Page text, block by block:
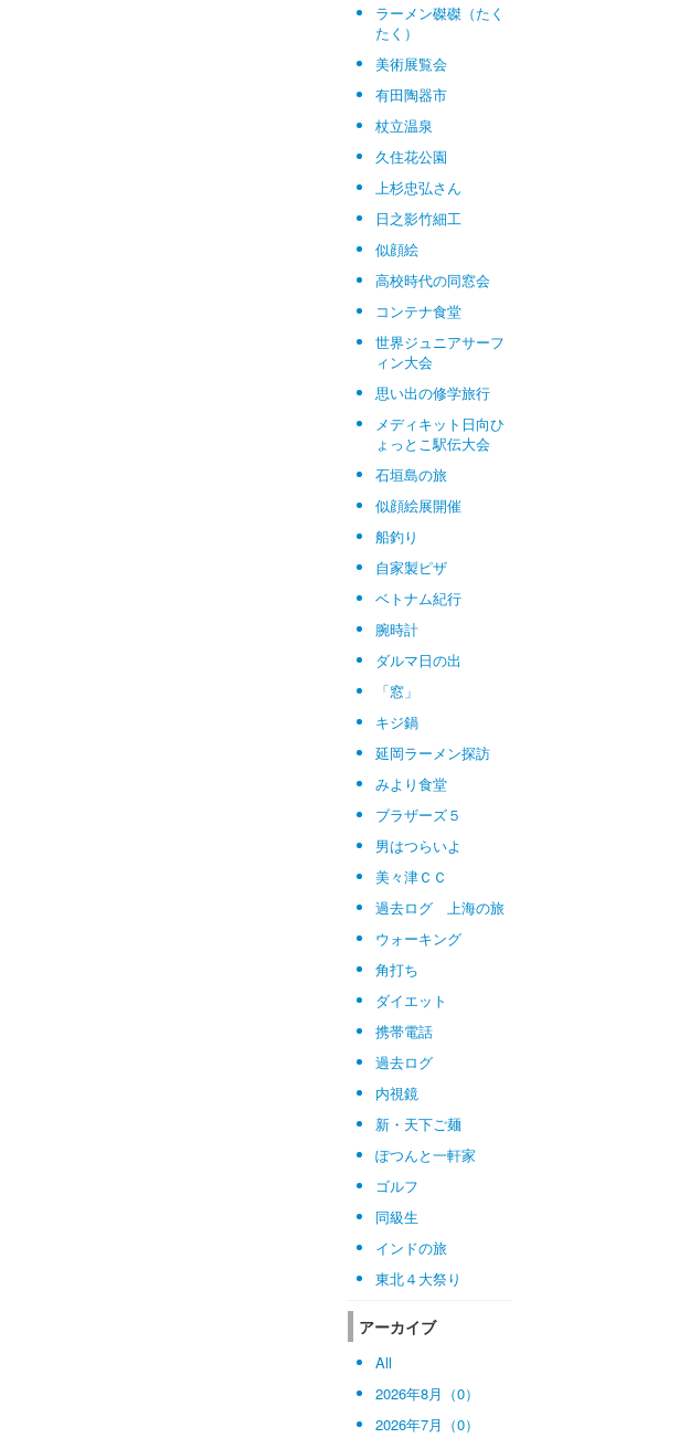
ラーメン磔磔（たく
たく）
美術展覧会
有田陶器市
杖立温泉
久住花公園
上杉忠弘さん
日之影竹細工
似顔絵
高校時代の同窓会
コンテナ食堂
世界ジュニアサーフ
ィン大会
思い出の修学旅行
メディキット日向ひ
ょっとこ駅伝大会
石垣島の旅
似顔絵展開催
船釣り
自家製ピザ
ベトナム紀行
腕時計
ダルマ日の出
「窓」
キジ鍋
延岡ラーメン探訪
みより食堂
ブラザーズ５
男はつらいよ
美々津ＣＣ
過去ログ 上海の旅
ウォーキング
角打ち
ダイエット
携帯電話
過去ログ
内視鏡
新・天下ご麺
ぽつんと一軒家
ゴルフ
同級生
インドの旅
東北４大祭り
アーカイブ
All
2026年8月（0）
2026年7月（0）